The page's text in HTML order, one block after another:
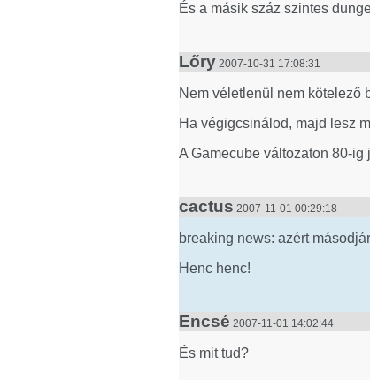
És a másik száz szintes
Lőry 2007-10-31 17:08:31
Nem véletlenül nem kötelező
Ha végigcsinálod, majd lesz
A Gamecube változaton 80-ig
cactus 2007-11-01 00:29:18
breaking news: azért
Henc henc!
Encsé 2007-11-01 14:02:44
És mit tud?